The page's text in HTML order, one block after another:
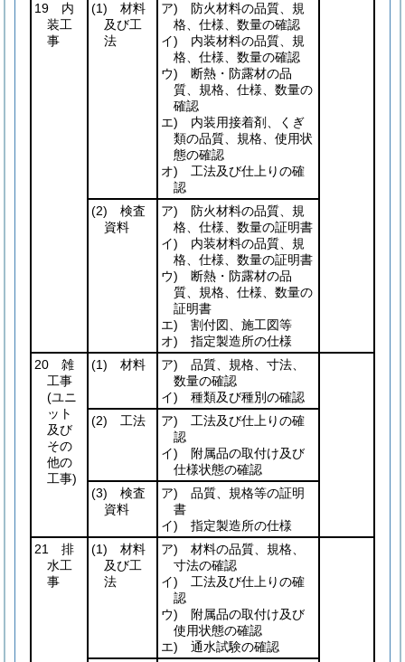
19 内
装工
事
(1) 材料
及び工
法
ア) 防火材料の品質、規
格、仕様、数量の確認
イ) 内装材料の品質、規
格、仕様、数量の確認
ウ) 断熱・防露材の品
質、規格、仕様、数量の
確認
エ) 内装用接着剤、くぎ
類の品質、規格、使用状
態の確認
オ) 工法及び仕上りの確
認
(2) 検査
資料
ア) 防火材料の品質、規
格、仕様、数量の証明書
イ) 内装材料の品質、規
格、仕様、数量の証明書
ウ) 断熱・防露材の品
質、規格、仕様、数量の
証明書
エ) 割付図、施工図等
オ) 指定製造所の仕様
20 雑
工事
(ユニ
ット
及び
その
他の
工事)
(1) 材料
ア) 品質、規格、寸法、
数量の確認
イ) 種類及び種別の確認
(2) 工法
ア) 工法及び仕上りの確
認
イ) 附属品の取付け及び
仕様状態の確認
(3) 検査
資料
ア) 品質、規格等の証明
書
イ) 指定製造所の仕様
21 排
水工
事
(1) 材料
及び工
法
ア) 材料の品質、規格、
寸法の確認
イ) 工法及び仕上りの確
認
ウ) 附属品の取付け及び
使用状態の確認
エ) 通水試験の確認